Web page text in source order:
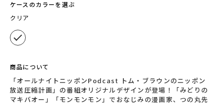
ケースのカラーを選ぶ
クリア
商品について
「オールナイトニッポンPodcast トム・ブラウンのニッポン
放送圧縮計画」の番組オリジナルデザインが登場！「みどりの
マキバオー」「モンモンモン」でおなじみの漫画家、つの丸先